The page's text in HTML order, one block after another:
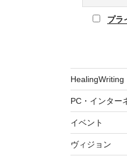
プラ
HealingWriting
PC・インター
イベント
ヴィジョン